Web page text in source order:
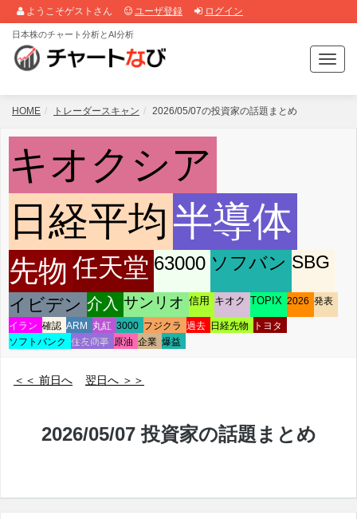
ようこそゲストさん ユーザ登録 ログイン
T
o
g
i
n
日本株のチャート分析とAI分析
HOME トレーダースキャン 2026/05/07の投資家の話題まとめ
キオクシア
日経平均半導体
先物 任天堂 63000 ソフバン SBG
イビデン 介入 サンリオ 信用 キオク TOPIX 2026 発表
イラン 確認 ARM 丸紅 3000 フジクラ 過去 日経先物
トヨタ
ソフトバンク 住友商事 原油 企業 爆益
＜＜ 前日へ 翌日へ ＞＞
2026/05/07 投資家の話題まとめ